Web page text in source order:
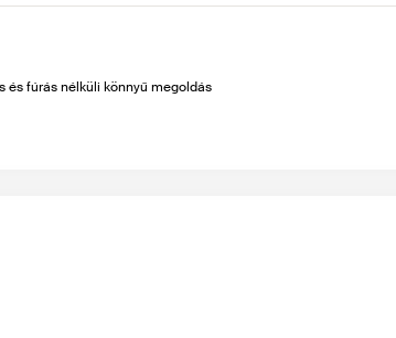
és fúrás nélküli könnyű megoldás